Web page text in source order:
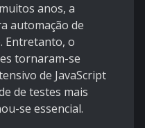
anos, a
automação de
Entretanto, o
tornaram-se
de JavaScript
de testes mais
se essencial.